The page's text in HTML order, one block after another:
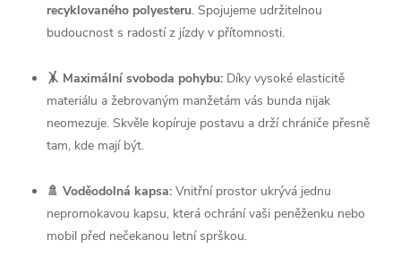
recyklovaného polyesteru. Spojujeme udržitelnou
budoucnost s radostí z jízdy v přítomnosti.
🤸 Maximální svoboda pohybu: Díky vysoké elasticitě
materiálu a žebrovaným manžetám vás bunda nijak
neomezuje. Skvěle kopíruje postavu a drží chrániče přesně
tam, kde mají být.
🚿 Voděodolná kapsa: Vnitřní prostor ukrývá jednu
nepromokavou kapsu, která ochrání vaši peněženku nebo
mobil před nečekanou letní sprškou.